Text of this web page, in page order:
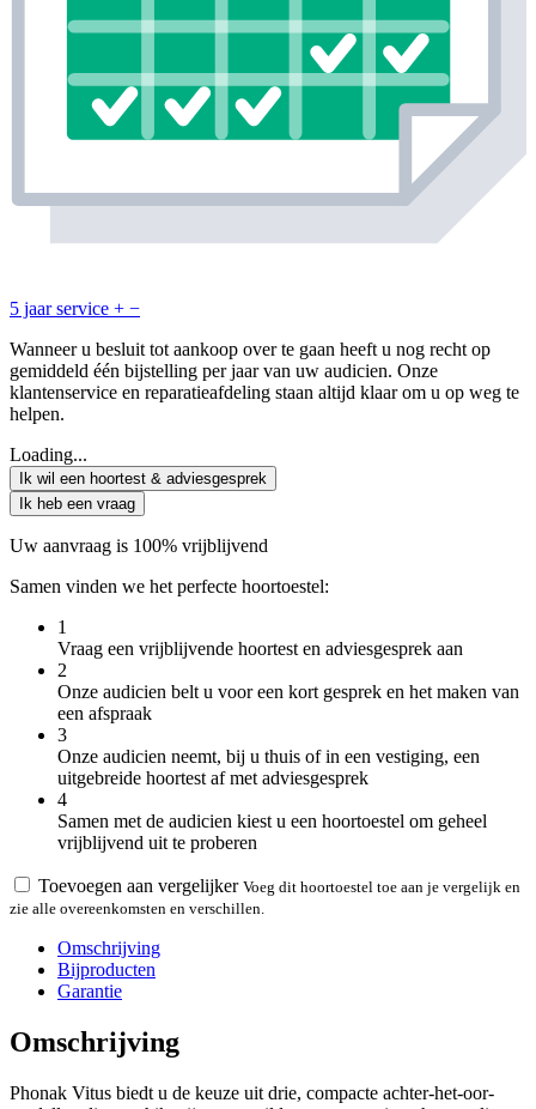
5 jaar service + −
Wanneer u besluit tot aankoop over te gaan heeft u nog recht op
gemiddeld één bijstelling per jaar van uw audicien. Onze
klantenservice en reparatieafdeling staan altijd klaar om u op weg te
helpen.
Loading...
Ik wil een hoortest & adviesgesprek
Ik heb een vraag
Uw aanvraag is 100% vrijblijvend
Samen vinden we het perfecte hoortoestel:
1
Vraag een vrijblijvende hoortest en adviesgesprek aan
2
Onze audicien belt u voor een kort gesprek en het maken van
een afspraak
3
Onze audicien neemt, bij u thuis of in een vestiging, een
uitgebreide hoortest af met adviesgesprek
4
Samen met de audicien kiest u een hoortoestel om geheel
vrijblijvend uit te proberen
Toevoegen aan vergelijker Voeg dit hoortoestel toe aan je vergelijk en
zie alle overeenkomsten en verschillen.
Omschrijving
Bijproducten
Garantie
Omschrijving
Phonak Vitus biedt u de keuze uit drie, compacte achter-het-oor-